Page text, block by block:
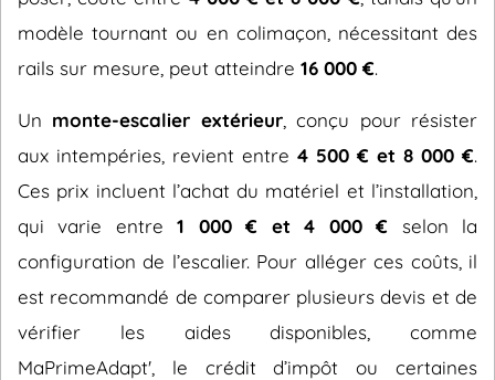
modèle tournant ou en colimaçon, nécessitant des
rails sur mesure, peut atteindre 16 000 €.
Un monte-escalier extérieur, conçu pour résister
aux intempéries, revient entre 4 500 € et 8 000 €.
Ces prix incluent l’achat du matériel et l’installation,
qui varie entre1 000 € et 4 000 € selon la
configuration de l’escalier. Pour alléger ces coûts, il
est recommandé de comparer plusieurs devis et de
vérifier les aides disponibles, comme
MaPrimeAdapt', le crédit d’impôt ou certaines